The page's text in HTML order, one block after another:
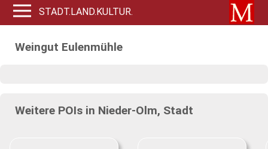
STADT.LAND.KULTUR.
Weingut Eulenmühle
Weitere POIs in Nieder-Olm, Stadt